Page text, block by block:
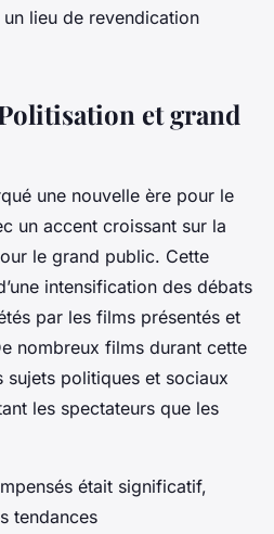
lieu de revendication
et grand
une nouvelle ère pour le
un accent croissant sur la
le grand public. Cette
intensification des débats
par les films présentés et
nombreux films durant cette
politiques et sociaux
les spectateurs que les
était significatif,
tendances